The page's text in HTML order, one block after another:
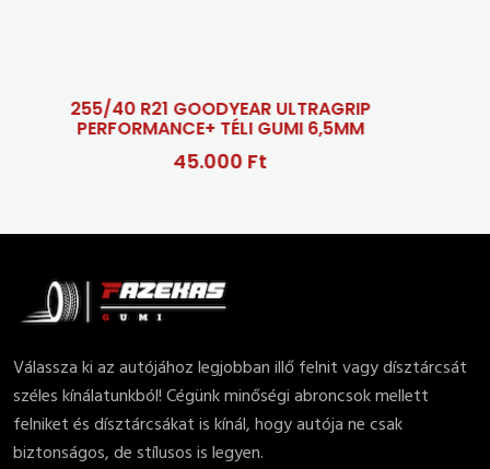
R21 GOODYEAR ULTRAGRIP
TÉLI GUMI 6,5MM
Válassza ki az autójához legjobban illő felnit vagy dísztárcsát
széles kínálatunkból! Cégünk minőségi abroncsok mellett
felniket és dísztárcsákat is kínál, hogy autója ne csak
biztonságos, de stílusos is legyen.